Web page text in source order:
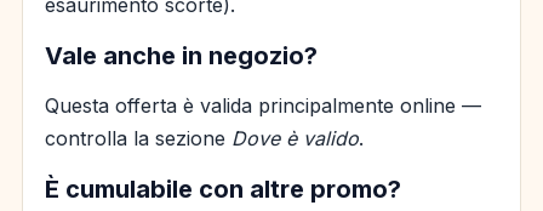
esaurimento scorte).
Vale anche in negozio?
Questa offerta è valida principalmente online —
controlla la sezione Dove è valido.
È cumulabile con altre promo?